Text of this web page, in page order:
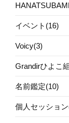
イベント(16)
Voicy(3)
Grandirひよこ
名前鑑定(10)
個人セッショ